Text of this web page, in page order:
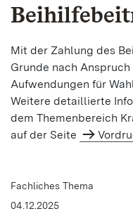
Fachliches Thema
04.12.2025
Mit der Zahlung des
Grunde nach
Aufwendungen für
Weitere detaillierte
dem Themenbereich
auf der Seite